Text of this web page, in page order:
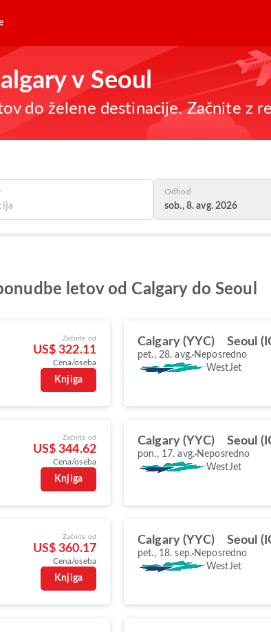
v Seoul
do želene destinacije. Začnite z
Odhod
sob., 8. avg. 2026
letov od Calgary do Seoul
Začnite od
US$ 322.11
Cena/oseba
Knjiga
Calgary (YYC) Seoul
pet., 28. avg. Neposredno
WestJet
Začnite od
US$ 344.62
Cena/oseba
Knjiga
Calgary (YYC) Seoul
pon., 17. avg. Neposredno
WestJet
Začnite od
US$ 360.17
Cena/oseba
Knjiga
Calgary (YYC) Seoul
pet., 18. sep. Neposredno
WestJet